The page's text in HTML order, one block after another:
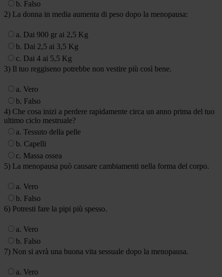
b. Falso
2) La donna in media aumenta di peso dopo la menopausa:
a. Dai 900 gr ai 2,5 Kg
b. Dai 2,5 ai 3,5 Kg
c. Dai 4 ai 5,5 Kg
3) Il tuo reggiseno potrebbe non vestire più così bene.
a. Vero
b. Falso
4) Che cosa inizi a perdere rapidamente circa un anno prima del tuo
ultimo ciclo mestruale?
a. Tessuto della pelle
b. Capelli
c. Massa ossea
5) La menopausa può causare cambiamenti nella forma del corpo.
a. Vero
b. Falso
6) Potresti fare la pipi più spesso.
a. Vero
b. Falso
7) Non si avrà una buona vita sessuale dopo la menopausa.
a. Vero